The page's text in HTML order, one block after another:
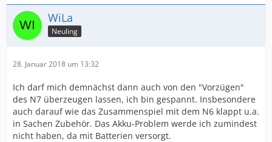
WiLa
Neuling
28. Januar 2018 um 13:32
Ich darf mich demnächst dann auch von den "Vorzügen"
des N7 überzeugen lassen, ich bin gespannt. Insbesondere
auch darauf wie das Zusammenspiel mit dem N6 klappt u.a.
in Sachen Zubehör. Das Akku-Problem werde ich zumindest
nicht haben, da mit Batterien versorgt.